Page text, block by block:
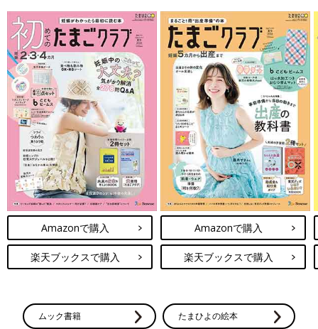
Amazonで購入
楽天ブックスで購入
Amazonで購入
楽天ブックスで購入
ムック書籍 たまひよの絵本